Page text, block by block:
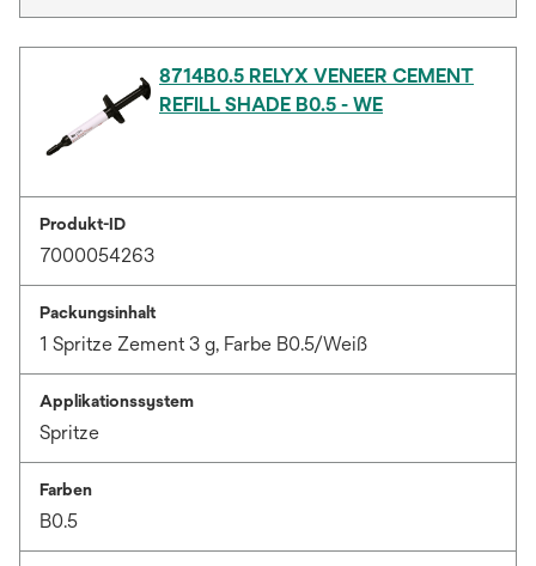
8714B0.5 RELYX VENEER CEMENT
REFILL SHADE B0.5 - WE
Produkt-ID
7000054263
Packungsinhalt
1 Spritze Zement 3 g, Farbe B0.5/Weiß
Applikationssystem
Spritze
Farben
B0.5